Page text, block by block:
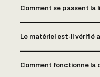
Comment se passent la
Le matériel est-il vérifié
Comment fonctionne la